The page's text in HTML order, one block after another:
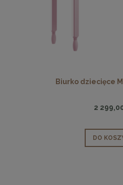
Biurko dziecięce
2
DO